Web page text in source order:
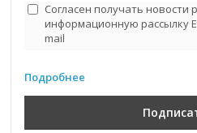
Согласен получать новости
информационную рассылку
mail
Подробнее